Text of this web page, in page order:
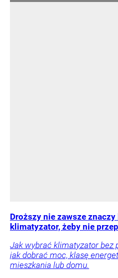
Droższy nie zawsze
klimatyzator, żeby nie
Jak wybrać klimatyzator bez
jak dobrać moc, klasę
mieszkania lub domu.